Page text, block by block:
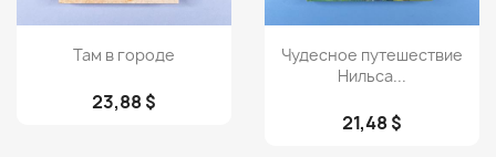
Просмотр
Там в городе
23,88 $
Просмотр
Чудесное путешествие
Нильса...
21,48 $